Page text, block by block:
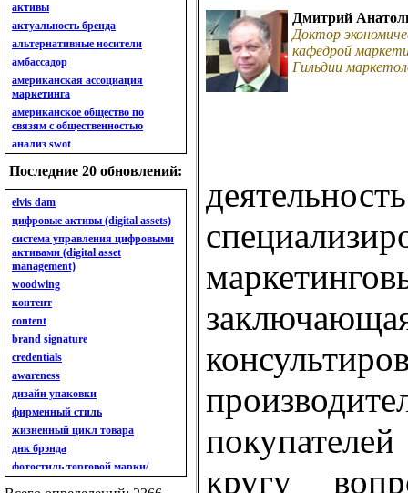
активы
актуальность бренда
альтернативные носители
амбассадор
американская ассоциация
маркетинга
американское общество по
связям с общественностью
анализ swot
анализ бизнес-портфеля
анализ имиджа
анализ кластерный
анализ конкурентов
анализ кросс-культурных
особенностей
анализ мак кинси «7s»
анализ макросистемы
анализ маркетинговый
анализ рынка
анализ ситуационный
анализ экспертный
индивидуальный
анкета
ассортимент
ассортимент товарный.
планирование товарного
ассортимента
ассортимент. глубина
Последние 20 обновлений:
elvis dam
цифровые активы (digital assets)
система управления цифровыми
активами (digital asset
management)
woodwing
контент
content
brand signature
credentials
awareness
дизайн упаковки
фирменный стиль
жизненный цикл товара
днк брэнда
фотостиль торговой марки/
линейки продукции
Дмитрий
Доктор
кафедрой
Гильдии
деятельность
кругу